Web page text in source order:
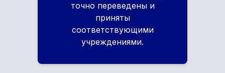
точно переведены и
приняты
соответствующими
учреждениями.